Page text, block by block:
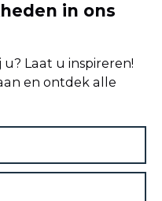
in ons
Laat u inspireren!
en ontdek alle